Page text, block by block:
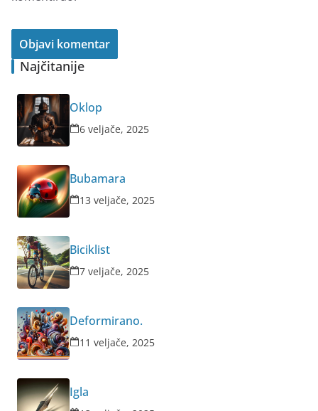
Najčitanije
Oklop
6 veljače, 2025
Bubamara
13 veljače, 2025
Biciklist
7 veljače, 2025
Deformirano.
11 veljače, 2025
Igla